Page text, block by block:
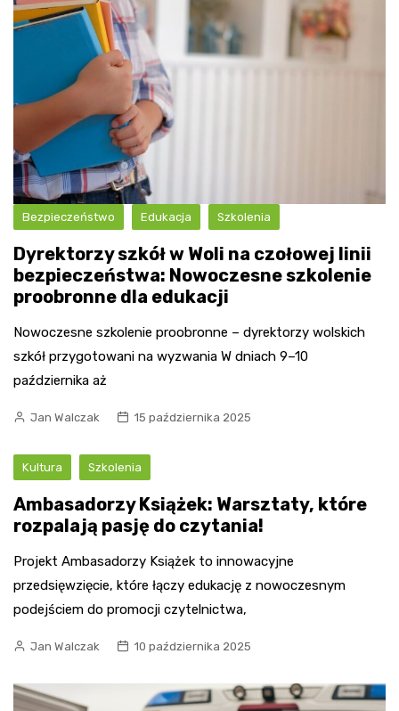
Bezpieczeństwo Edukacja Szkolenia
Dyrektorzy szkół w Woli na czołowej linii
bezpieczeństwa: Nowoczesne szkolenie
proobronne dla edukacji
Nowoczesne szkolenie proobronne – dyrektorzy wolskich
szkół przygotowani na wyzwania W dniach 9–10
października aż
Jan Walczak 15 października 2025
Kultura Szkolenia
Ambasadorzy Książek: Warsztaty, które
rozpalają pasję do czytania!
Projekt Ambasadorzy Książek to innowacyjne
przedsięwzięcie, które łączy edukację z nowoczesnym
podejściem do promocji czytelnictwa,
Jan Walczak 10 października 2025